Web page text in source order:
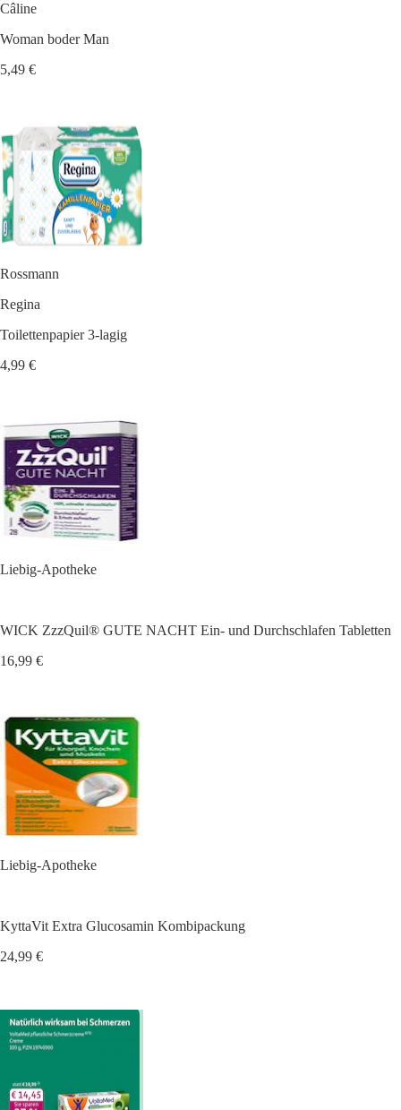
Câline
Woman boder Man
5,49 €
Rossmann
Regina
Toilettenpapier 3-lagig
4,99 €
Liebig-Apotheke
WICK ZzzQuil® GUTE NACHT Ein- und Durchschlafen Tabletten
16,99 €
Liebig-Apotheke
KyttaVit Extra Glucosamin Kombipackung
24,99 €